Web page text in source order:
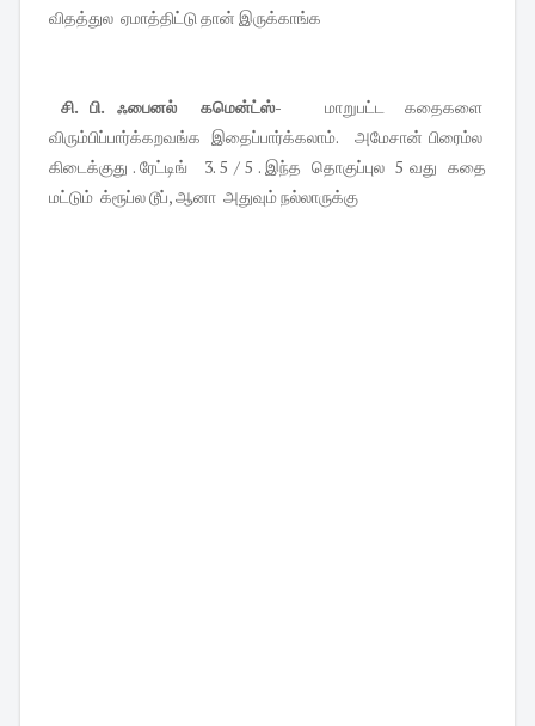
விதத்துல ஏமாத்திட்டு தான் இருக்காங்க
சி. பி. ஃபைனல் கமென்ட்ஸ்-
மாறுபட்ட கதைகளை
விரும்பிப்பார்க்கறவங்க இதைப்பார்க்கலாம். அமேசான் பிரைம்ல
கிடைக்குது . ரேட்டிங் 3. 5 / 5 . இந்த தொகுப்புல 5 வது கதை
மட்டும் க்ரூப்ல டூப், ஆனா அதுவும் நல்லாருக்கு